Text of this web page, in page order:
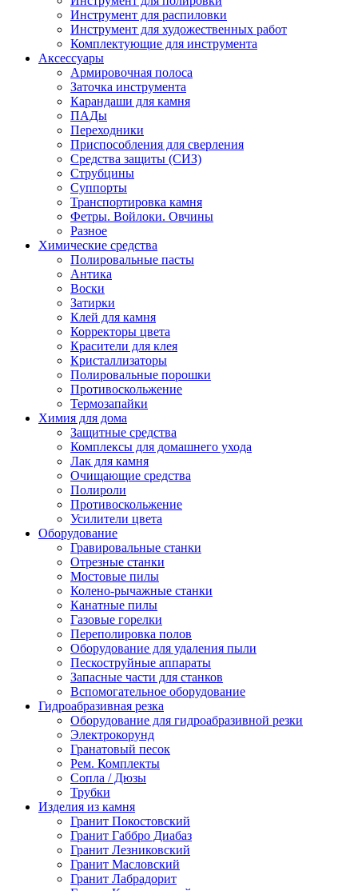
Инструмент для распиловки
Инструмент для художественных работ
Комплектующие для инструмента
Аксессуары
Армировочная полоса
Заточка инструмента
Карандаши для камня
ПАДы
Переходники
Приспособления для сверления
Средства защиты (СИЗ)
Струбцины
Суппорты
Транспортировка камня
Фетры. Войлоки. Овчины
Разное
Химические средства
Полировальные пасты
Антика
Воски
Затирки
Клей для камня
Корректоры цвета
Красители для клея
Кристаллизаторы
Полировальные порошки
Противоскольжение
Термозапайки
Химия для дома
Защитные средства
Комплексы для домашнего ухода
Лак для камня
Очищающие средства
Полироли
Противоскольжение
Усилители цвета
Оборудование
Гравировальные станки
Отрезные станки
Мостовые пилы
Колено-рычажные станки
Канатные пилы
Газовые горелки
Переполировка полов
Оборудование для удаления пыли
Пескоструйные аппараты
Запасные части для станков
Вспомогательное оборудование
Гидроабразивная резка
Оборудование для гидроабразивной резки
Электрокорунд
Гранатовый песок
Рем. Комплекты
Сопла / Дюзы
Трубки
Изделия из камня
Гранит Покостовский
Гранит Габбро Диабаз
Гранит Лезниковский
Гранит Масловский
Гранит Лабрадорит